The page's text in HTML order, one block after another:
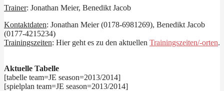
Trainer: Jonathan Meier, Benedikt Jacob
Kontaktdaten: Jonathan Meier (0178-6981269), Benedikt Jacob
(0177-4215234)
Trainingszeiten: Hier geht es zu den aktuellen Trainingszeiten/-orten.
Aktuelle Tabelle
[tabelle team=JE season=2013/2014]
[spielplan team=JE season=2013/2014]